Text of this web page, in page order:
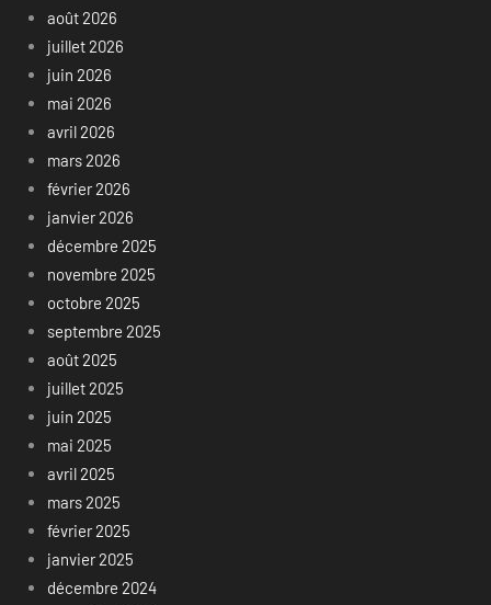
août 2026
juillet 2026
juin 2026
mai 2026
avril 2026
mars 2026
février 2026
janvier 2026
décembre 2025
novembre 2025
octobre 2025
septembre 2025
août 2025
juillet 2025
juin 2025
mai 2025
avril 2025
mars 2025
février 2025
janvier 2025
décembre 2024